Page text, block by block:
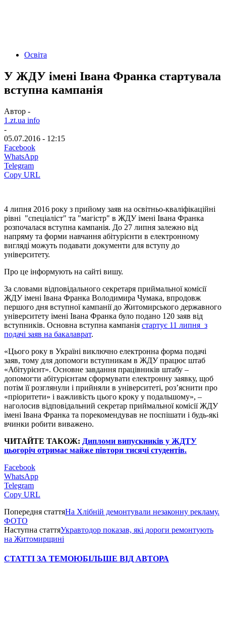
Освіта
У ЖДУ імені Івана Франка стартувала
вступна кампанія
Автор -
1.zt.ua info
-
05.07.2016 - 12:15
Facebook
WhatsApp
Telegram
Copy URL
4 липня 2016 року з прийому заяв на освітньо-кваліфікаційні
рівні "спеціаліст" та "магістр" в ЖДУ імені Івана Франка
розпочалася вступна кампанія. До 27 липня залежно від
напряму та форми навчання абітурієнти в електронному
вигляді можуть подавати документи для вступу до
університету.
Про це інформують на сайті вишу.
За словами відповідального секретаря приймальної комісії
ЖДУ імені Івана Франка Володимира Чумака, впродовж
першого дня вступної кампанії до Житомирського державного
університету імені Івана Франка було подано 120 заяв від
вступників. Основна вступна кампанія стартує 11 липня з
подачі заяв на бакалаврат.
«Цього року в Україні виключно електронна форма подачі
заяв, тому для допомоги вступникам в ЖДУ працює штаб
«Абітурієнт». Основне завдання працівників штабу –
допомогти абітурієнтам сформувати електронну заявку, щоб
потім її розглянули і прийняли в університеті, роз’яснити про
«пріоритети» і важливість цього кроку у подальшому», –
наголосив відповідальний секретар приймальної комісії ЖДУ
імені Івана Франка та порекомендував не поспішати і будь-які
вчинки робити виважено.
ЧИТАЙТЕ ТАКОЖ: Дипломи випускників у ЖДТУ
цьогоріч отримає майже півтори тисячі студентів.
Facebook
WhatsApp
Telegram
Copy URL
Попередня статтяНа Хлібній демонтували незаконну рекламу.
ФОТО
Наступна статтяУкравтодор показав, які дороги ремонтують
на Житомирщині
СТАТТІ ЗА ТЕМОЮБІЛЬШЕ ВІД АВТОРА